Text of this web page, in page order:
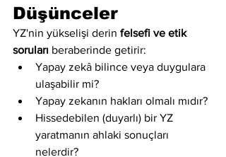
Düşünceler
YZ'nin yükselişi derin felsefi ve etik
soruları beraberinde getirir:
Yapay zekâ bilince veya duygulara
ulaşabilir mi?
Yapay zekanın hakları olmalı mıdır?
Hissedebilen (duyarlı) bir YZ
yaratmanın ahlaki sonuçları
nelerdir?